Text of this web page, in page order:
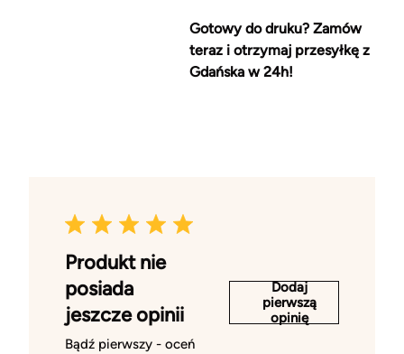
Gotowy do druku? Zamów
teraz i otrzymaj przesyłkę z
Gdańska w 24h!
Produkt nie
posiada
jeszcze opinii
Bądź pierwszy - oceń
Dodaj
pierwszą
opinię